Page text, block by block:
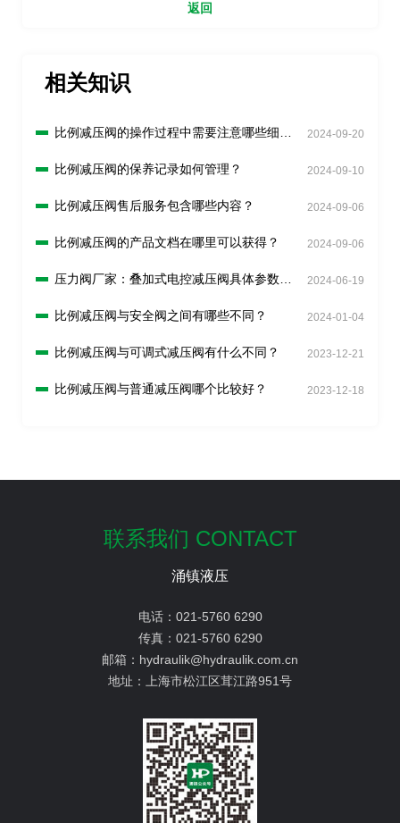
返回
相关知识
比例减压阀的操作过程中需要注意哪些细
2024-09-20
比例减压阀的保养记录如何管理？ 2024-09-10
比例减压阀售后服务包含哪些内容？ 2024-09-06
比例减压阀的产品文档在哪里可以获得？ 2024-09-06
压力阀厂家：叠加式电控减压阀具体参数与
2024-06-19
比例减压阀与安全阀之间有哪些不同？ 2024-01-04
比例减压阀与可调式减压阀有什么不同？ 2023-12-21
比例减压阀与普通减压阀哪个比较好？ 2023-12-18
联系我们 CONTACT
涌镇液压
电话： 021-5760 6290
传真： 021-5760 6290
邮箱： hydraulik@hydraulik.com.cn
地址：
上海市松江区茸江路951号